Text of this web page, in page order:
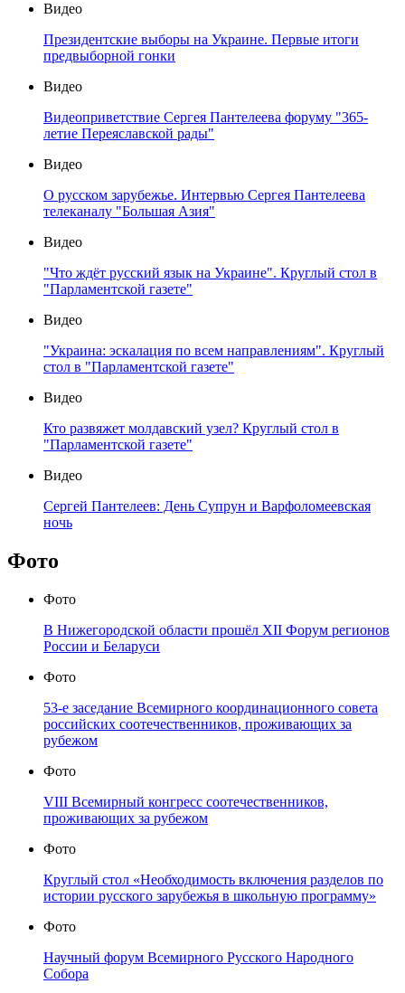
Видео
Президентские выборы на Украине. Первые итоги
предвыборной гонки
Видео
Видеоприветствие Сергея Пантелеева форуму "365-
летие Переяславской рады"
Видео
О русском зарубежье. Интервью Сергея Пантелеева
телеканалу "Большая Азия"
Видео
"Что ждёт русский язык на Украине". Круглый стол в
"Парламентской газете"
Видео
"Украина: эскалация по всем направлениям". Круглый
стол в "Парламентской газете"
Видео
Кто развяжет молдавский узел? Круглый стол в
"Парламентской газете"
Видео
Сергей Пантелеев: День Супрун и Варфоломеевская
ночь
Фото
Фото
В Нижегородской области прошёл XII Форум регионов
России и Беларуси
Фото
53-е заседание Всемирного координационного совета
российских соотечественников, проживающих за
рубежом
Фото
VIII Всемирный конгресс соотечественников,
проживающих за рубежом
Фото
Круглый стол «Необходимость включения разделов по
истории русского зарубежья в школьную программу»
Фото
Научный форум Всемирного Русского Народного
Собора